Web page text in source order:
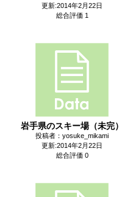
更新:2014年2月22日
総合評価 1
岩手県のスキー場（未完）
投稿者：yosuke_mikami
更新:2014年2月22日
総合評価 0